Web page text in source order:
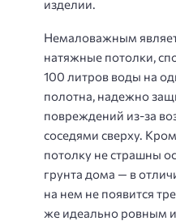
изделии.
Немаловажным
натяжные потолки,
100 литров воды на
полотна, надежно
повреждений из-за
соседями сверху.
потолку не страшны
грунта дома — в
на нем не появится
же идеально ровным